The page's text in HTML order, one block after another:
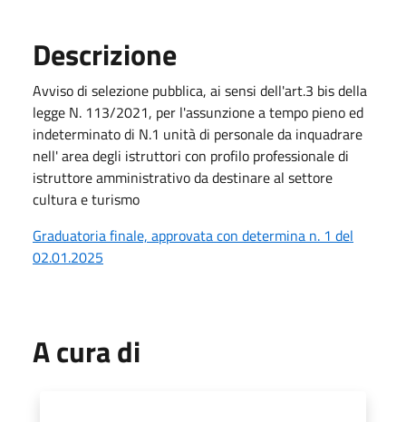
Descrizione
Avviso di selezione pubblica, ai sensi dell'art.3 bis della
legge N. 113/2021, per l'assunzione a tempo pieno ed
indeterminato di N.1 unità di personale da inquadrare
nell' area degli istruttori con profilo professionale di
istruttore amministrativo da destinare al settore
cultura e turismo
Graduatoria finale, approvata con determina n. 1 del
02.01.2025
A cura di